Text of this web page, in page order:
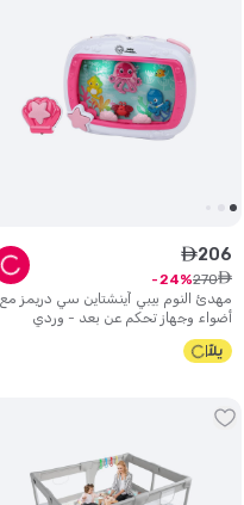
مهدئ النوم بيبي آينشتاين سي دريمز مع
أضواء وجهاز تحكم عن بعد - وردي
ê206
ê
270
24